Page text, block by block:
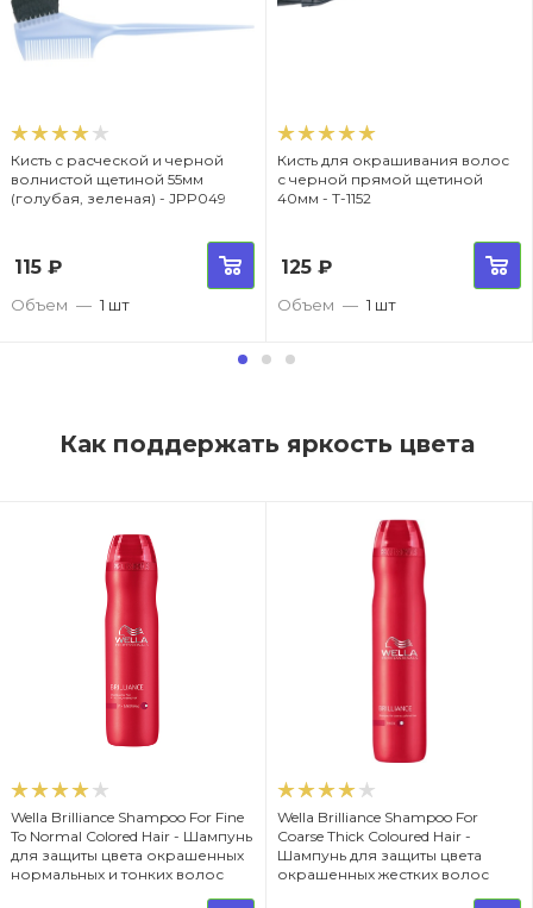
Кисть с расческой и черной
волнистой щетиной 55мм
(голубая, зеленая) - JPP049
115 ₽
Объем — 1 шт
Кисть для окрашивания волос
с черной прямой щетиной
40мм - T-1152
125₽
Объем — 1 шт
Как поддержать яркость цвета
Wella Brilliance Shampoo For Fine
To Normal Colored Hair - Шампунь
для защиты цвета окрашенных
нормальных и тонких волос
Wella Brilliance Shampoo For
Coarse Thick Coloured Hair -
Шампунь для защиты цвета
окрашенных жестких волос